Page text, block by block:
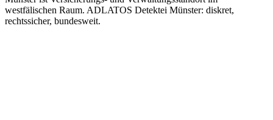
westfälischen Raum. ADLATOS Detektei Münster: diskret,
rechtssicher, bundesweit.